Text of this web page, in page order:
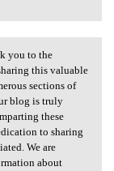
you to the
this valuable
sections of
blog is truly
these
to sharing
We are
about